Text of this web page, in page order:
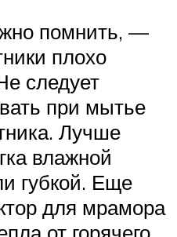
помнить, —
плохо
следует
при мытье
Лучше
влажной
губкой. Еще
для мрамора